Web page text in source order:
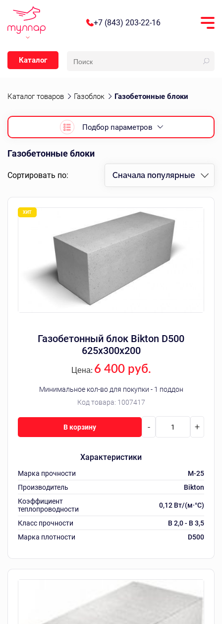
+7 (843) 203-22-16
Каталог
Каталог товаров Газоблок Газобетонные блоки
Подбор параметров
Газобетонные блоки
Сортировать по: Сначала популярные
Газобетонный блок Bikton D500
625х300х200
Код товара: 1007417
Цена: 6 400 руб.
Минимальное кол-во для покупки - 1 поддон
Характеристики
Марка прочности
M-25
Производитель
Bikton
Коэффициент
теплопроводности
0,12 Вт/(м·°C)
Класс прочности
B 2,0 - B 3,5
Марка плотности
D500
- +
В корзину